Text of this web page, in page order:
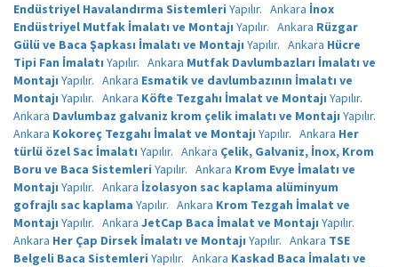
Endüstriyel Havalandırma Sistemleri Yapılır. Ankara İnox
Endüstriyel Mutfak İmalatı ve Montajı Yapılır. Ankara Rüzgar
Gülü ve Baca Şapkası İmalatı ve Montajı Yapılır. Ankara Hücre
Tipi Fan İmalatı Yapılır. Ankara Mutfak Davlumbazları İmalatı ve
Montajı Yapılır. Ankara Esmatik ve davlumbazının İmalatı ve
Montajı Yapılır. Ankara Köfte Tezgahı İmalat ve Montajı Yapılır.
Ankara Davlumbaz galvaniz krom çelik imalatı ve Montajı Yapılır.
Ankara Kokoreç Tezgahı İmalat ve Montajı Yapılır. Ankara Her
türlü özel Sac İmalatı Yapılır. Ankara Çelik, Galvaniz, İnox, Krom
Boru ve Baca Sistemleri Yapılır. Ankara Krom Evye İmalatı ve
Montajı Yapılır. Ankara İzolasyon sac kaplama alüminyum
gofrajlı sac kaplama Yapılır. Ankara Krom Tezgah İmalat ve
Montajı Yapılır. Ankara JetCap Baca İmalat ve Montajı Yapılır.
Ankara Her Çap Dirsek İmalatı ve Montajı Yapılır. Ankara TSE
Belgeli Baca Sistemleri Yapılır. Ankara Kaskad Baca İmalatı ve